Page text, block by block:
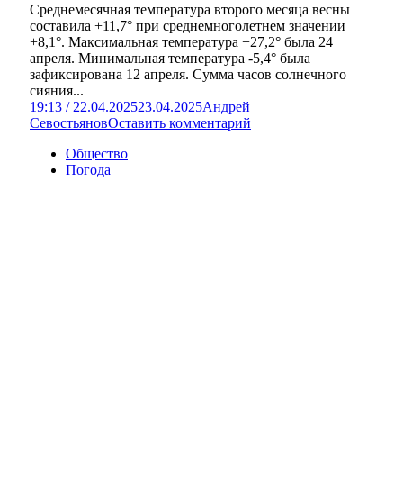
Среднемесячная температура второго месяца весны
составила +11,7° при среднемноголетнем значении
+8,1°. Максимальная температура +27,2° была 24
апреля. Минимальная температура -5,4° была
зафиксирована 12 апреля. Сумма часов солнечного
сияния...
19:13 / 22.04.202523.04.2025Андрей
СевостьяновОставить комментарий
Общество
Погода